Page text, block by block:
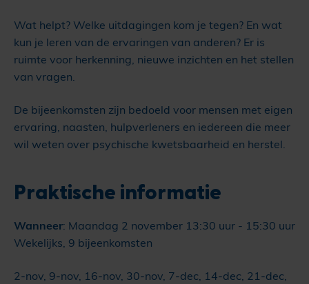
Wat helpt? Welke uitdagingen kom je tegen? En wat
kun je leren van de ervaringen van anderen? Er is
ruimte voor herkenning, nieuwe inzichten en het stellen
van vragen.
De bijeenkomsten zijn bedoeld voor mensen met eigen
ervaring, naasten, hulpverleners en iedereen die meer
wil weten over psychische kwetsbaarheid en herstel.
Praktische informatie
Wanneer: Maandag 2 november 13:30 uur - 15:30 uur
Wekelijks, 9 bijeenkomsten
2-nov, 9-nov, 16-nov, 30-nov, 7-dec, 14-dec, 21-dec,